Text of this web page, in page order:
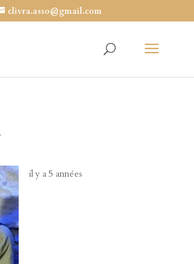
clivra.asso@gmail.com
il y a 5 années